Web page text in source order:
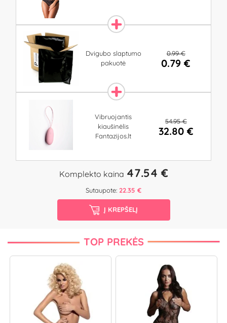
Dvigubo slaptumo
pakuotė
0.99 €
0.79 €
Vibruojantis
kiaušinėlis
Fantazijos.lt
54.95 €
32.80 €
Komplekto kaina 47.54 €
Sutaupote: 22.35 €
Į KREPŠELĮ
TOP PREKĖS